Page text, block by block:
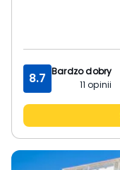
8.7 Bardzo dobry
11 opinii